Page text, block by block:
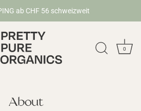
ab CHF 56 schweizweit
0
About